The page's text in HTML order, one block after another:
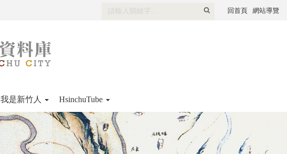
回首頁 網站導覽
我是新竹人 HsinchuTube